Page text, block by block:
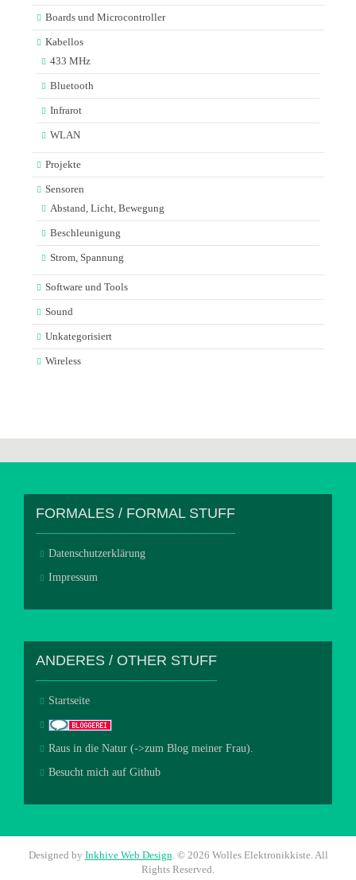
Boards und Microcontroller
Kabellos
433 MHz
Bluetooth
Infrarot
WLAN
Projekte
Sensoren
Abstand, Licht, Bewegung
Beschleunigung
Strom, Spannung
Software und Tools
Sound
Unkategorisiert
Wireless
FORMALES / FORMAL STUFF
Datenschutzerklärung
Impressum
ANDERES / OTHER STUFF
Startseite
Raus in die Natur (->zum Blog meiner Frau).
Besucht mich auf Github
Designed by Inkhive Web Design © 2026 Wolles Elektronikkiste. All
Rights Reserved.